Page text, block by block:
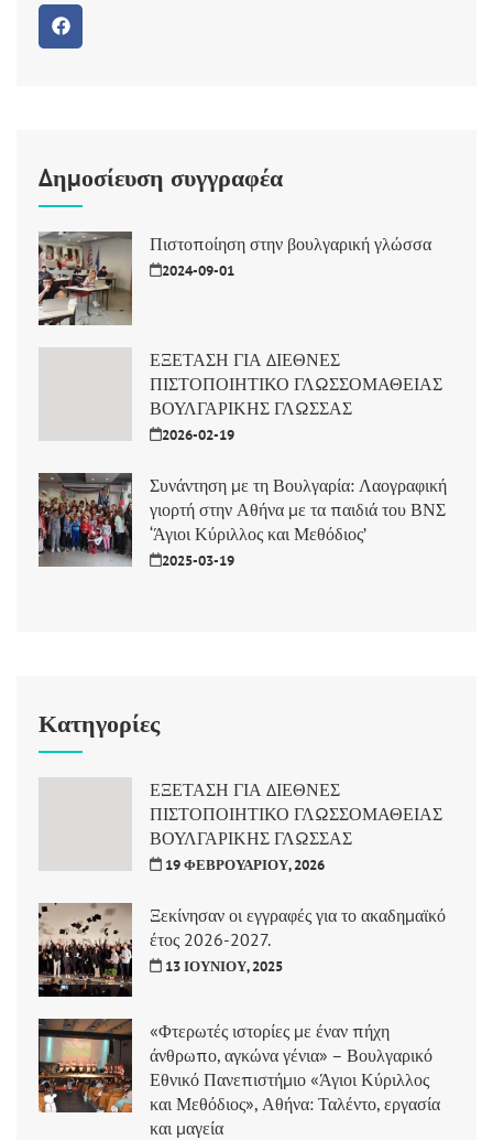
Δημοσίευση συγγραφέα
Πιστοποίηση στην βουλγαρική γλώσσα
2024-09-01
ΕΞΕΤΑΣΗ ΓΙΑ ΔΙΕΘΝΕΣ
ΠΙΣΤΟΠΟΙΗΤΙΚΟ ΓΛΩΣΣΟΜΑΘΕΙΑΣ
ΒΟΥΛΓΑΡΙΚΗΣ ΓΛΩΣΣΑΣ
2026-02-19
Συνάντηση με τη Βουλγαρία: Λαογραφική
γιορτή στην Αθήνα με τα παιδιά του ΒΝΣ
‘Άγιοι Κύριλλος και Μεθόδιος’
2025-03-19
Κατηγορίες
ΕΞΕΤΑΣΗ ΓΙΑ ΔΙΕΘΝΕΣ
ΠΙΣΤΟΠΟΙΗΤΙΚΟ ΓΛΩΣΣΟΜΑΘΕΙΑΣ
ΒΟΥΛΓΑΡΙΚΗΣ ΓΛΩΣΣΑΣ
19 ΦΕΒΡΟΥΑΡΊΟΥ, 2026
Ξεκίνησαν οι εγγραφές για το ακαδημαϊκό
έτος 2026-2027.
13 ΙΟΥΝΊΟΥ, 2025
«Φτερωτές ιστορίες με έναν πήχη
άνθρωπο, αγκώνα γένια» – Βουλγαρικό
Εθνικό Πανεπιστήμιο «Άγιοι Κύριλλος
και Μεθόδιος», Αθήνα: Ταλέντο, εργασία
και μαγεία